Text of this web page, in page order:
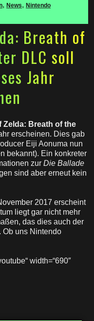
, News, Nintendo
Breath of
DLC soll
Jahr
Zelda: Breath of the
erscheinen. Dies gab
Eiji Aonuma nun
bekannt). Ein konkreter
zur Die Ballade
sind aber erneut kein
2017 erscheint
liegt gar nicht mehr
das dies auch der
Ob uns Nintendo
width=“690″